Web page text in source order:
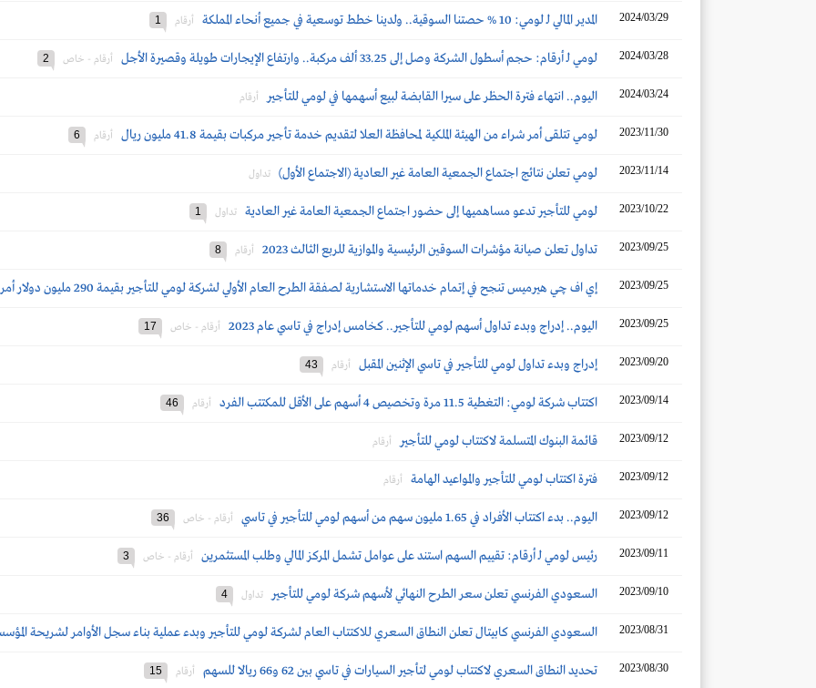
2024/03/29 المدير المالي لـ لومي: 10 % حصتنا السوقية.. ولدينا خطط توسعية في جميع أنحاء المملكة أرقام 1
2024/03/28 لومي لـ أرقام: حجم أسطول الشركة وصل إلى 33.25 ألف مركبة.. وارتفاع الإيجارات طويلة وقصيرة الأجل أرقام - خاص 2
2024/03/24 اليوم.. انتهاء فترة الحظر على سيرا القابضة لبيع أسهمها في لومي للتأجير أرقام
2023/11/30 لومي تتلقى أمر شراء من الهيئة الملكية لمحافظة العلا لتقديم خدمة تأجير مركبات بقيمة 41.8 مليون ريال أرقام 6
2023/11/14 لومي تعلن نتائج اجتماع الجمعية العامة غير العادية (الاجتماع الأول) تداول
2023/10/22 لومي للتأجير تدعو مساهميها إلى حضور اجتماع الجمعية العامة غير العادية تداول 1
2023/09/25 تداول تعلن صيانة مؤشرات السوقين الرئيسية والموازية للربع الثالث 2023 أرقام 8
2023/09/25 إي اف چي هيرميس تنجح في إتمام خدماتها الاستشارية لصفقة الطرح العام الأولي لشركة لومي للتأجير بقيمة 290 مليون دولار أمريكي في سوق المال السعودي
2023/09/25 اليوم.. إدراج وبدء تداول أسهم لومي للتأجير.. كخامس إدراج في تاسي عام 2023 أرقام - خاص 17
2023/09/20 إدراج وبدء تداول لومي للتأجير في تاسي الإثنين المقبل أرقام 43
2023/09/14 اكتتاب شركة لومي: التغطية 11.5 مرة وتخصيص 4 أسهم على الأقل للمكتتب الفرد أرقام 46
2023/09/12 قائمة البنوك المتسلمة لاكتتاب لومي للتأجير أرقام
2023/09/12 فترة اكتتاب لومي للتأجير والمواعيد الهامة أرقام
2023/09/12 اليوم.. بدء اكتتاب الأفراد في 1.65 مليون سهم من أسهم لومي للتأجير في تاسي أرقام - خاص 36
2023/09/11 رئيس لومي لـ أرقام: تقييم السهم استند على عوامل تشمل المركز المالي وطلب المستثمرين أرقام - خاص 3
2023/09/10 السعودي الفرنسي تعلن سعر الطرح النهائي لأسهم شركة لومي للتأجير تداول 4
2023/08/31 السعودي الفرنسي كابيتال تعلن النطاق السعري للاكتتاب العام لشركة لومي للتأجير وبدء عملية بناء سجل الأوامر لشريحة
2023/08/30 تحديد النطاق السعري لاكتتاب لومي لتأجير السيارات في تاسي بين 62 و66 ريالا للسهم أرقام 15